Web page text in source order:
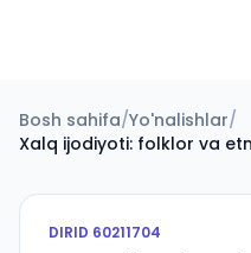
Bosh sahifa/Yo'nalishlar/
Xalq ijodiyoti: folklor va
DIRID 60211704